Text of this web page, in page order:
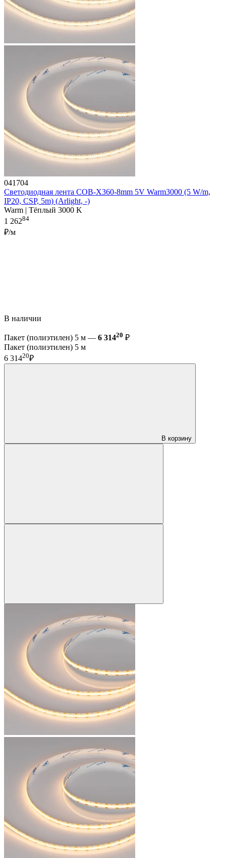
041704
Светодиодная лента COB-X360-8mm 5V Warm3000 (5 W/m,
IP20, CSP, 5m) (Arlight, -)
Warm | Тёплый 3000 K
1 26284
₽/м
В наличии
Пакет (полиэтилен) 5 м — 6 31420 ₽
Пакет (полиэтилен) 5 м
6 31420₽
В корзину